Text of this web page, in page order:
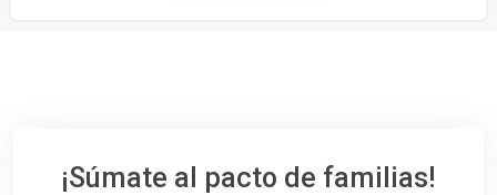
¡Súmate al pacto de familias!